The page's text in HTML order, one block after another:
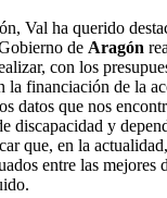
Val ha querido
de Aragón
con los
la financiación de la
datos que nos
discapacidad y
que, en la
entre las mejores